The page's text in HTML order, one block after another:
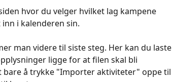
hvor du velger hvilket lag kampene
i kalenderen sin.
man videre til siste steg. Her kan du laste
ligge for at filen skal bli
bare å trykke "Importer aktiviteter" oppe til